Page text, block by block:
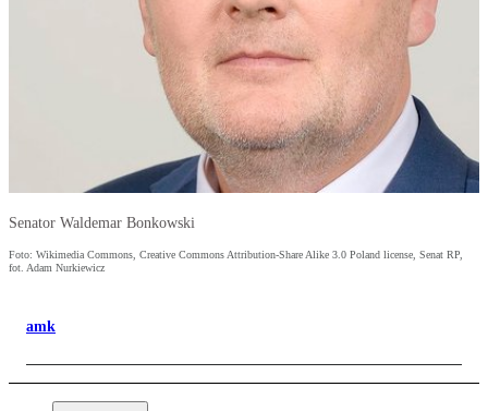
Senator Waldemar Bonkowski
Foto: Wikimedia Commons, Creative Commons Attribution-Share Alike 3.0 Poland license, Senat RP,
fot. Adam Nurkiewicz
amk